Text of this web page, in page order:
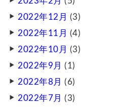
2022年12月 (3)
2022年11月 (4)
2022年10月 (3)
2022年9月 (1)
2022年8月 (6)
2022年7月 (3)